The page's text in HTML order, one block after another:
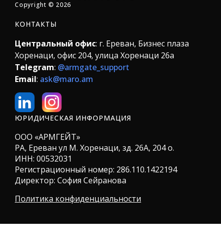
Copyright © 2026
КОНТАКТЫ
Центральный офис: г. Ереван, Бизнес плаза
Хоренаци, офис 204, улица Хоренаци 26а
Telegram: @armgate_support
Email: ask@maro.am
ЮРИДИЧЕСКАЯ ИНФОРМАЦИЯ
ООО «АРМГЕЙТ»
РА, Ереван ул М. Хоренаци, зд. 26А, 204 о.
ИНН: 00532031
Регистрационный номер: 286.110.1422194
Директор: София Сейранова
Политика конфиденциальности